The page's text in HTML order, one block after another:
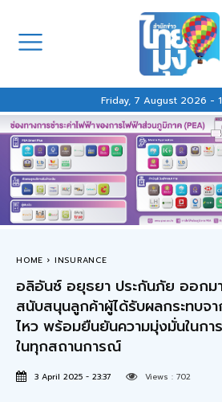
Friday, 7 August 2026 -
HOME INSURANCE
อลิอันซ์ อยุธยา ประกันภัย ออกม
สนับสนุนลูกค้าผู้ได้รับผลกระทบจ
ไหว พร้อมยืนยันความมุ่งมั่นในกา
ในทุกสถานการณ์
3 April 2025 - 23:37 Views : 702